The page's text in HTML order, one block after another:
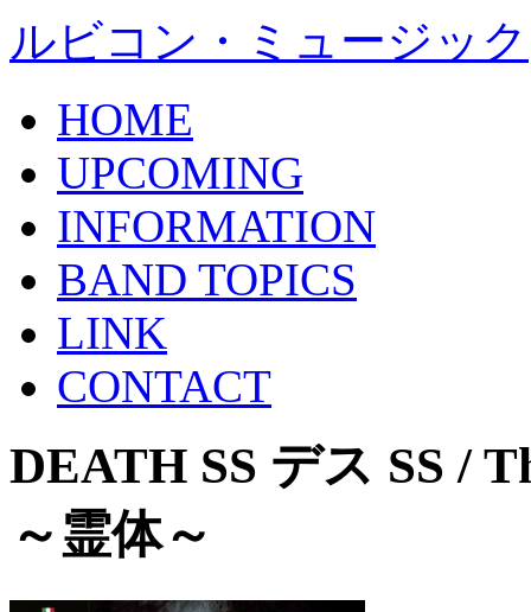
ルビコン・ミュージック
HOME
UPCOMING
INFORMATION
BAND TOPICS
LINK
CONTACT
DEATH SS デス SS /
～霊体～